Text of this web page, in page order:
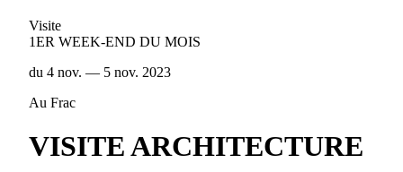
Visite
1ER WEEK-END DU MOIS
du 4 nov. — 5 nov. 2023
Au Frac
VISITE ARCHITECTURE